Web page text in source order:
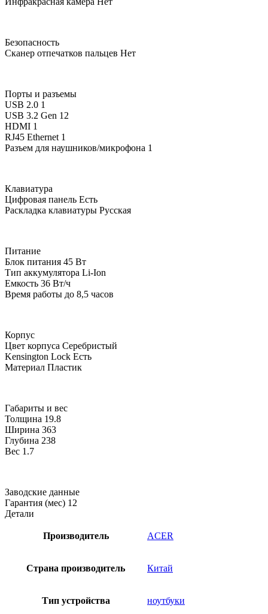
Безопасность
Сканер отпечатков пальцев Нет
Порты и разъемы
USB 2.0 1
USB 3.2 Gen 1 2
HDMI 1
RJ45 Ethernet 1
Разъем для наушников/микрофона 1
Клавиатура
Цифровая панель Есть
Раскладка клавиатуры Русская
Питание
Блок питания 45 Вт
Тип аккумулятора Li-Ion
Емкость 36 Вт/ч
Время работы до 8,5 часов
Корпус
Цвет корпуса Серебристый
Kensington Lock Есть
Материал Пластик
Габариты и вес
Толщина 19.8
Ширина 363
Глубина 238
Вес 1.7
Заводские данные
Гарантия (мес) 12
Детали
Производитель ACER
Страна производитель Китай
Тип устройства ноутбуки